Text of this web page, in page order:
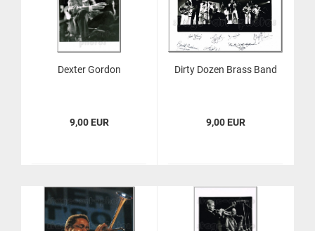
Dex­ter Gor­don
9,00 EUR
Dirty Dozen Brass Band
9,00 EUR